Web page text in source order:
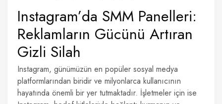
Instagram’da SMM Panelleri:
Reklamların Gücünü Artıran
Gizli Silah
Instagram, günümüzün en popüler sosyal medya
platformlarından biridir ve milyonlarca kullanıcının
hayatında önemli bir yer tutmaktadır. İşletmeler için ise